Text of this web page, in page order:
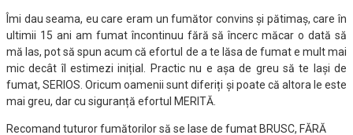
Îmi dau seama, eu care eram un fumător convins și pătimaș, care în
ultimii 15 ani am fumat încontinuu fără să încerc măcar o dată să
mă las, pot să spun acum că efortul de a te lăsa de fumat e mult mai
mic decât îl estimezi inițial. Practic nu e așa de greu să te lași de
fumat, SERIOS. Oricum oamenii sunt diferiți și poate că altora le este
mai greu, dar cu siguranță efortul MERITĂ.
Recomand tuturor fumătorilor să se lase de fumat BRUSC, FĂRĂ